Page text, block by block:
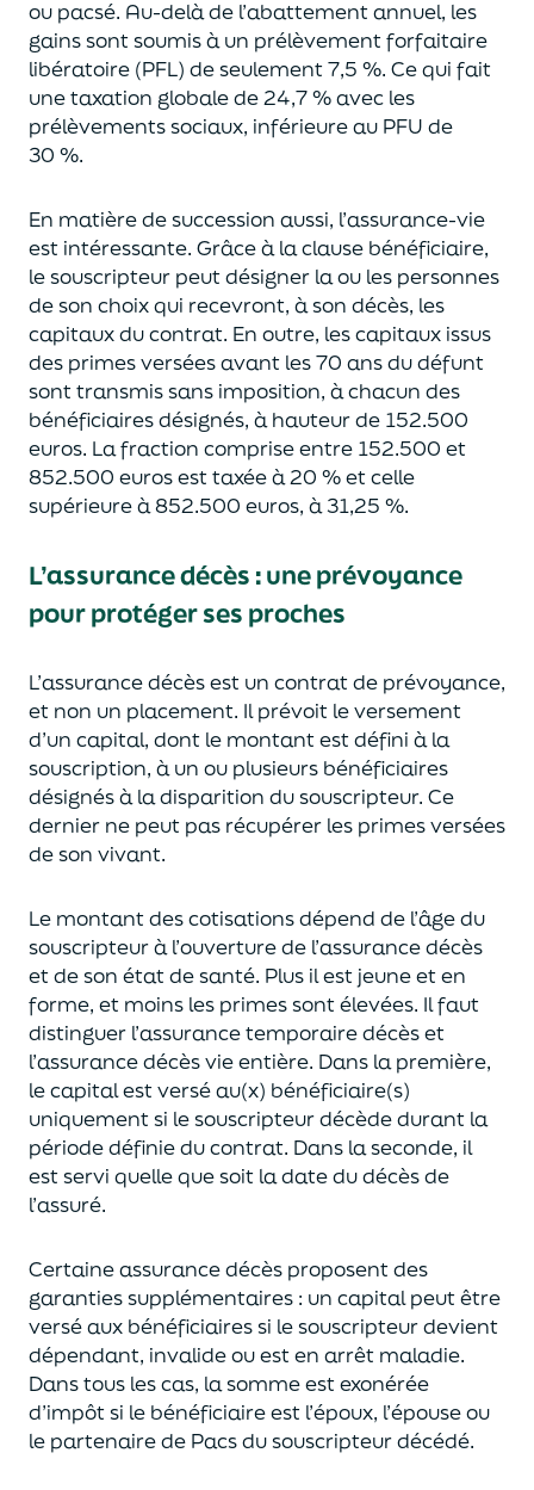
ou pacsé. Au-delàde l’abattement annuel, les
gains sont soumis à un prélèvement forfaitaire
libératoire (PFL) de seulement 7,5 %. Ce qui fait
une taxation globale de24,7 % avec les
prélèvements sociaux, inférieure au PFU de
30 %.
En matière de succession aussi, l’assurance-vie
est intéressante. Grâce à la clause bénéficiaire,
le souscripteur peut désigner la ou les personnes
de son choix qui recevront, à son décès, les
capitaux du contrat. En outre, les capitaux issus
des primes versées avant les 70 ans du défunt
sont transmis sans imposition, à chacun des
bénéficiaires désignés, à hauteur de 152.500
euros. La fraction comprise entre 152.500 et
852.500 eurosest taxée à 20 % et celle
supérieure à 852.500 euros, à 31,25 %.
L’assurance décès :une prévoyance
pour protéger ses proches
L’assurance décès est un contrat de prévoyance,
et non un placement. Il prévoit le versement
d’un capital, dont le montant est défini à la
souscription, à un ou plusieurs bénéficiaires
désignés à la disparition du souscripteur. Ce
dernier ne peut pas récupérer les primes versées
de son vivant.
Le montant des cotisations dépend de l’âgedu
souscripteur à l’ouverture de l’assurance décès
et de son état de santé. Plus il est jeuneet en
forme, et moins les primes sont élevées. Il faut
distinguer l’assurance temporaire décès et
l’assurancedécèsvie entière. Dans la première,
le capital estversé au(x) bénéficiaire(s)
uniquementsi le souscripteur décède durant la
période définie du contrat. Dans la seconde, il
est servi quelle que soit la date du décès de
l’assuré.
Certaine assurance décès proposentdes
garanties supplémentaires : un capitalpeut être
versé aux bénéficiaires si le souscripteur devient
dépendant, invalide ouest en arrêt maladie.
Dans tous les cas, la somme est exonérée
d’impôt si le bénéficiaire est l’époux, l’épouse ou
le partenaire de Pacsdu souscripteur décédé.